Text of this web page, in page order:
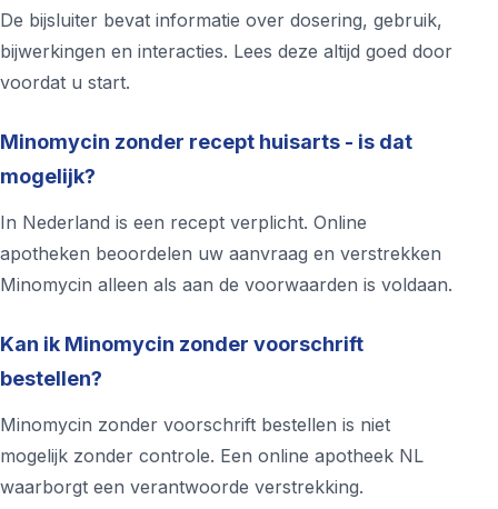
De bijsluiter bevat informatie over dosering, gebruik,
bijwerkingen en interacties. Lees deze altijd goed door
voordat u start.
Minomycin zonder recept huisarts - is dat
mogelijk?
In Nederland is een recept verplicht. Online
apotheken beoordelen uw aanvraag en verstrekken
Minomycin alleen als aan de voorwaarden is voldaan.
Kan ik Minomycin zonder voorschrift
bestellen?
Minomycin zonder voorschrift bestellen is niet
mogelijk zonder controle. Een online apotheek NL
waarborgt een verantwoorde verstrekking.